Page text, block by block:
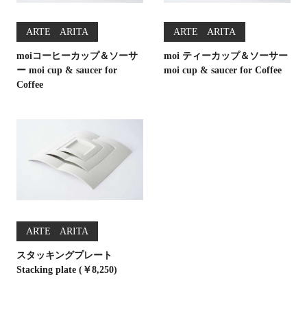
ARTE ARITA
moiコーヒーカップ＆ソーサ
ー moi cup & saucer for
Coffee
ARTE ARITA
moi ティーカップ＆ソーサー
moi cup & saucer for Coffee
ARTE ARITA
スタッキングプレート
Stacking plate (￥8,250)